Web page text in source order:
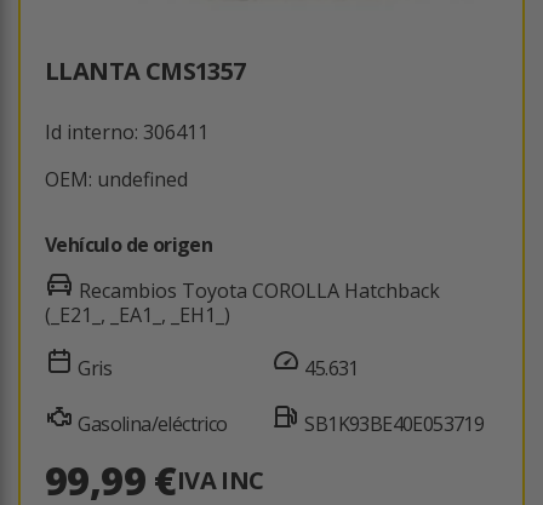
LLANTA CMS1357
Id interno: 306411
OEM: undefined
Vehículo de origen
Recambios Toyota COROLLA Hatchback
(_E21_, _EA1_, _EH1_)
Gris
Gasolina/eléctrico
45.631
SB1K93BE40E053719
99,99 €IVA INC